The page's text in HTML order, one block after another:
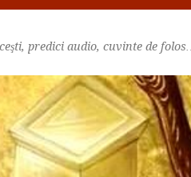
predici audio, cuvinte de folos…